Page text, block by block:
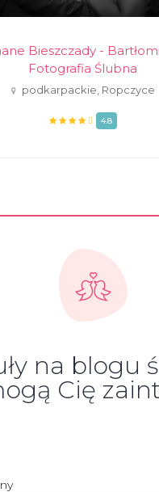
Bieszczady -
Fotografia Ślubna
podkarpackie, Ropczyce
4.8
na blogu
Cię